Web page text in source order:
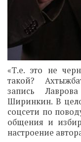
«Т.е. это не
такой?
запись
Ширинкин. В
соцсети по
общения и
настроение